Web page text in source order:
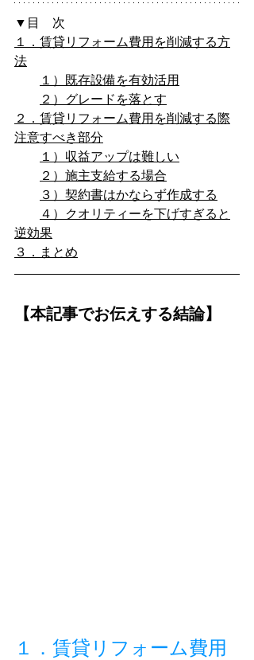
▼目　次
１．賃貸リフォーム費用を削減する方
法
１）既存設備を有効活用
２）グレードを落とす
２．賃貸リフォーム費用を削減する際
注意すべき部分
１）収益アップは難しい
２）施主支給する場合
３）契約書はかならず作成する
４）クオリティーを下げすぎると
逆効果
３．まとめ
【本記事でお伝えする結論】
１．賃貸リフォーム費用